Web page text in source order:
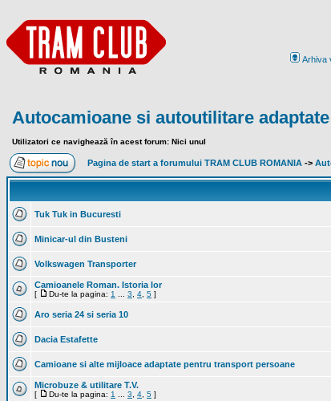
Arhiva
Autocamioane si autoutilitare
Utilizatori ce navighează în acest forum: Nici unul
Pagina de start a forumului TRAM CLUB ROMANIA ->
Tuk Tuk in Bucuresti
Minicar-ul din Busteni
Volkswagen Transporter
Camioanele Roman. Istoria lor
[ Du-te la pagina: 1 3 4 5 ]
Aro seria 24 si seria 10
Dacia Estafette
Camioane si alte mijloace adaptate pentru transport persoane
Microbuze & utilitare T.V.
[ Du-te la pagina: 1 3 4 5 ]